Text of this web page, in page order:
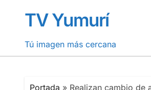
contenidoTV Yumurí
Tú imagen más cercana
Portada » Realizan cambio de